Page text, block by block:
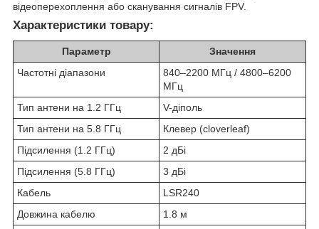
відеоперехоплення або сканування сигналів FPV.
Характеристики товару:
Параметр
Значення
Частотні діапазони
840–2200 МГц / 4800–6200
МГц
Тип антени на 1.2 ГГц
V-діполь
Тип антени на 5.8 ГГц
Клевер (cloverleaf)
Підсилення (1.2 ГГц)
2 дБі
Підсилення (5.8 ГГц)
3 дБі
Кабель
LSR240
Довжина кабелю
1.8 м